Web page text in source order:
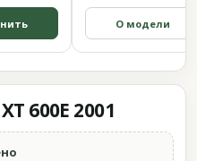
О модели
600E 2001